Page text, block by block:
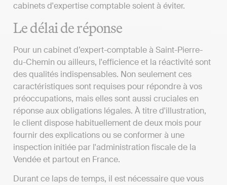
cabinets d'expertise comptable soient à éviter.
Le délai de réponse
Pour un cabinet d’expert-comptable à Saint-Pierre-
du-Chemin ou ailleurs, l'efficience et la réactivité sont
des qualités indispensables. Non seulement ces
caractéristiques sont requises pour répondre à vos
préoccupations, mais elles sont aussi cruciales en
réponse aux obligations légales. À titre d'illustration,
le client dispose habituellement de deux mois pour
fournir des explications ou se conformer à une
inspection initiée par l'administration fiscale de la
Vendée et partout en France.
Durant ce laps de temps, il est nécessaire que vous